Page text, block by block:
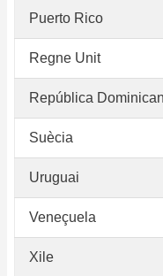
Puerto Rico
Regne Unit
República
Suècia
Uruguai
Veneçuela
Xile